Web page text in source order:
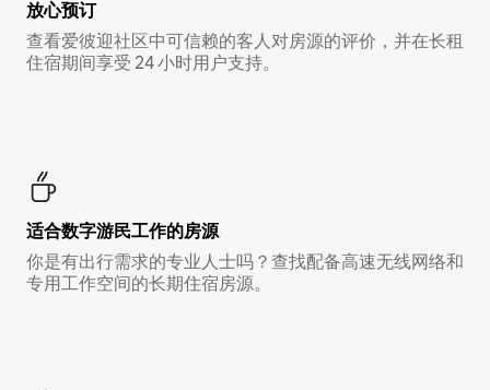
放心预订
查看爱彼迎社区中可信赖的客人对房源的评价，并在长租
住宿期间享受 24 小时用户支持。
适合数字游民工作的房源
你是有出行需求的专业人士吗？查找配备高速无线网络和
专用工作空间的长期住宿房源。